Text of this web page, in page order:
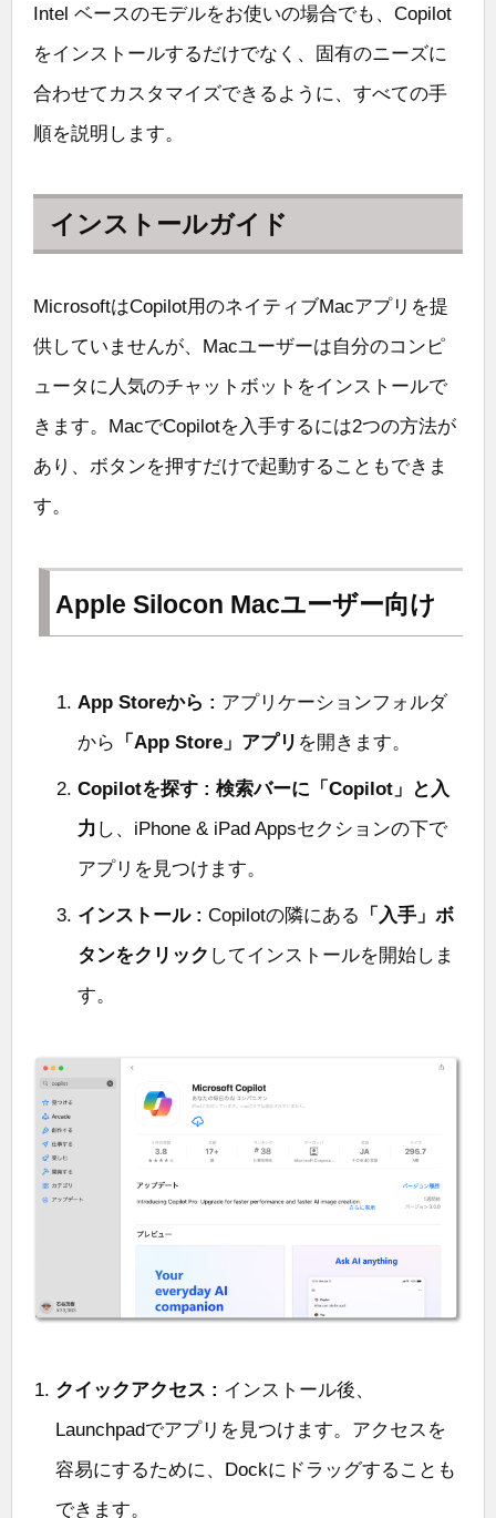
Intel ベースのモデルをお使いの場合でも、Copilot
をインストールするだけでなく、固有のニーズに
合わせてカスタマイズできるように、すべての手
順を説明します。
インストールガイド
MicrosoftはCopilot用のネイティブMacアプリを提
供していませんが、Macユーザーは自分のコンピ
ュータに人気のチャットボットをインストールで
きます。MacでCopilotを入手するには2つの方法が
あり、ボタンを押すだけで起動することもできま
す。
Apple Silocon Macユーザー向け
App Storeから : アプリケーションフォルダ
から
「App Store」アプリ を開きます。
Copilotを探す : 検索バーに「Copilot」と入
力 し、iPhone & iPad Appsセクションの下で
アプリを見つけます。
インストール : Copilotの隣にある
「入手」ボ
タンをクリック してインストールを開始しま
す。
クイックアクセス : インストール後、
Launchpadでアプリを見つけます。アクセスを
容易にするために、Dockにドラッグすることも
できます。